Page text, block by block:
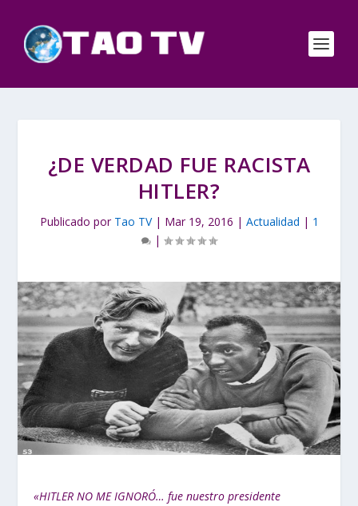
¿DE VERDAD FUE RACISTA
HITLER?
Publicado por Tao TV| Mar 19, 2016 | Actualidad | 1
|
«HITLER NO ME IGNORÓ… fue nuestro presidente